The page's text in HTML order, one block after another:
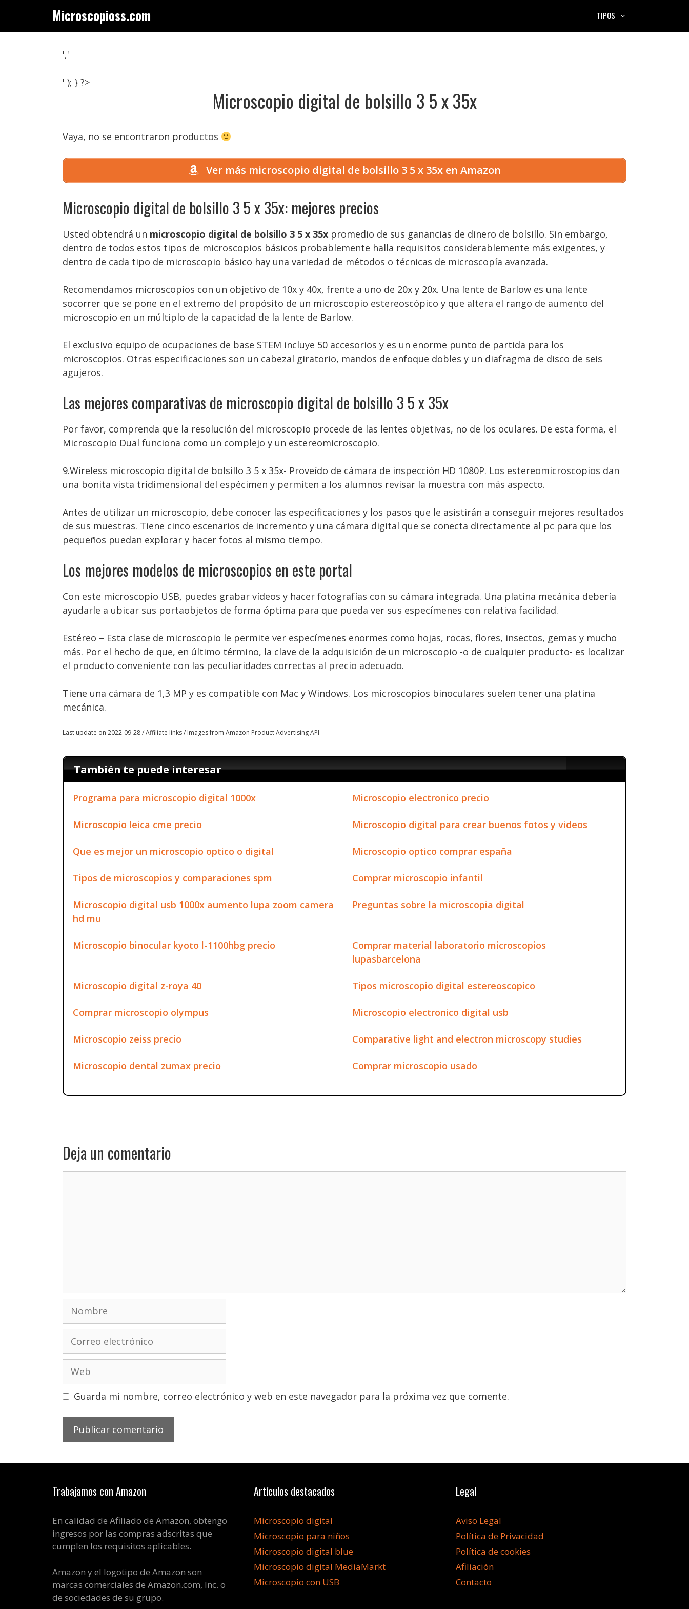
contenido
Microscopioss.com TIPOS
','
' ); } ?>
Microscopio digital de bolsillo 3 5 x 35x
Vaya, no se encontraron productos
Ver más microscopio digital de bolsillo 3 5 x 35x en Amazon
Microscopio digital de bolsillo 3 5 x 35x: mejores precios
Usted obtendrá un microscopio digital de bolsillo 3 5 x 35x promedio de sus ganancias de dinero de bolsillo. Sin embargo,
dentro de todos estos tipos de microscopios básicos probablemente halla requisitos considerablemente más exigentes, y
dentro de cada tipo de microscopio básico hay una variedad de métodos o técnicas de microscopía avanzada.
Recomendamos microscopios con un objetivo de 10x y 40x, frente a uno de 20x y 20x. Una lente de Barlow es una lente
socorrer que se pone en el extremo del propósito de un microscopio estereoscópico y que altera el rango de aumento del
microscopio en un múltiplo de la capacidad de la lente de Barlow.
El exclusivo equipo de ocupaciones de base STEM incluye 50 accesorios y es un enorme punto de partida para los
microscopios. Otras especificaciones son un cabezal giratorio, mandos de enfoque dobles y un diafragma de disco de seis
agujeros.
Las mejores comparativas de microscopio digital de bolsillo 3 5 x 35x
Por favor, comprenda que la resolución del microscopio procede de las lentes objetivas, no de los oculares. De esta forma, el
Microscopio Dual funciona como un complejo y un estereomicroscopio.
9.Wireless microscopio digital de bolsillo 3 5 x 35x- Proveído de cámara de inspección HD 1080P. Los estereomicroscopios dan
una bonita vista tridimensional del espécimen y permiten a los alumnos revisar la muestra con más aspecto.
Antes de utilizar un microscopio, debe conocer las especificaciones y los pasos que le asistirán a conseguir mejores resultados
de sus muestras. Tiene cinco escenarios de incremento y una cámara digital que se conecta directamente al pc para que los
pequeños puedan explorar y hacer fotos al mismo tiempo.
Los mejores modelos de microscopios en este portal
Con este microscopio USB, puedes grabar vídeos y hacer fotografías con su cámara integrada. Una platina mecánica debería
ayudarle a ubicar sus portaobjetos de forma óptima para que pueda ver sus especímenes con relativa facilidad.
Estéreo – Esta clase de microscopio le permite ver especímenes enormes como hojas, rocas, flores, insectos, gemas y mucho
más. Por el hecho de que, en último término, la clave de la adquisición de un microscopio -o de cualquier producto- es localizar
el producto conveniente con las peculiaridades correctas al precio adecuado.
Tiene una cámara de 1,3 MP y es compatible con Mac y Windows. Los microscopios binoculares suelen tener una platina
mecánica.
Last update on 2022-09-28 / Affiliate links / Images from Amazon Product Advertising API
También te puede interesar
Programa para microscopio digital 1000x Microscopio electronico precio
Microscopio leica cme precio Microscopio digital para crear buenos fotos y videos
Que es mejor un microscopio optico o digital Microscopio optico comprar españa
Tipos de microscopios y comparaciones spm Comprar microscopio infantil
Microscopio digital usb 1000x aumento lupa zoom camera
hd mu
Preguntas sobre la microscopia digital
Microscopio binocular kyoto l-1100hbg precio
Comprar material laboratorio microscopios
lupasbarcelona
Microscopio digital z-roya 40 Tipos microscopio digital estereoscopico
Comprar microscopio olympus Microscopio electronico digital usb
Microscopio zeiss precio Comparative light and electron microscopy studies
Microscopio dental zumax precio Comprar microscopio usado
Deja un comentario
Nombre
electrónico
Guarda mi nombre, correo electrónico y web en este navegador para la próxima vez que comente.
Trabajamos con Amazon
En calidad de Afiliado de Amazon, obtengo
ingresos por las compras adscritas que
cumplen los requisitos aplicables.
Amazon y el logotipo de Amazon son
marcas comerciales de Amazon.com, Inc. o
de sociedades de su grupo.
Artículos destacados
Microscopio digital
Microscopio para niños
Microscopio digital blue
Microscopio digital MediaMarkt
Microscopio con USB
Legal
Aviso Legal
Política de Privacidad
Política de cookies
Afiliación
Contacto